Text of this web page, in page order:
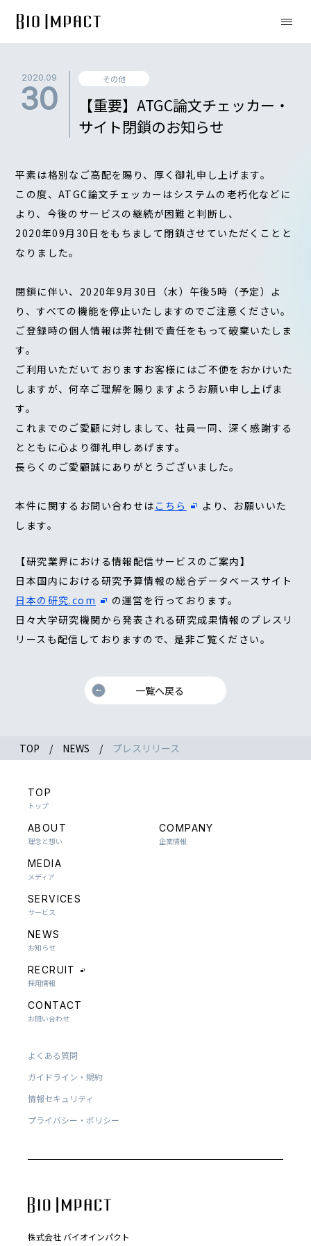
2020.09
30
その他
【重要】ATGC論文チェッカー・
サイト閉鎖のお知らせ
平素は格別なご高配を賜り、厚く御礼申し上げます。
この度、ATGC論文チェッカーはシステムの老朽化などに
より、今後のサービスの継続が困難と判断し、
2020年09月30日をもちまして閉鎖させていただくことと
なりました。
閉鎖に伴い、2020年9月30日（水）午後5時（予定）よ
り、すべての機能を停止いたしますのでご注意ください。
ご登録時の個人情報は弊社側で責任をもって破棄いたしま
す。
ご利用いただいておりますお客様にはご不便をおかけいた
しますが、何卒ご理解を賜りますようお願い申し上げま
す。
これまでのご愛顧に対しまして、社員一同、深く感謝する
とともに心より御礼申しあげます。
長らくのご愛顧誠にありがとうございました。
本件に関するお問い合わせは こちら
より、お願いいた
します。
【研究業界における情報配信サービスのご案内】
日本国内における研究予算情報の総合データベースサイト
日本の研究.com
の運営を行っております。
日々大学研究機関から発表される研究成果情報のプレスリ
リースも配信しておりますので、是非ご覧ください。
一覧へ戻る
TOP NEWS プレスリリース
株式会社 バイオインパクト
よくある質問
ガイドライン・規約
情報セキュリティ
プライバシー・ポリシー
TOP
トップ
ABOUT
理念と想い
COMPANY
企業情報
MEDIA
メディア
SERVICES
サービス
NEWS
お知らせ
RECRUIT
採用情報
CONTACT
お問い合わせ